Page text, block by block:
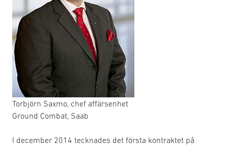
Torbjörn Saxmo, chef affärsenhet
Ground Combat, Saab
I december 2014 tecknades det första kontraktet på